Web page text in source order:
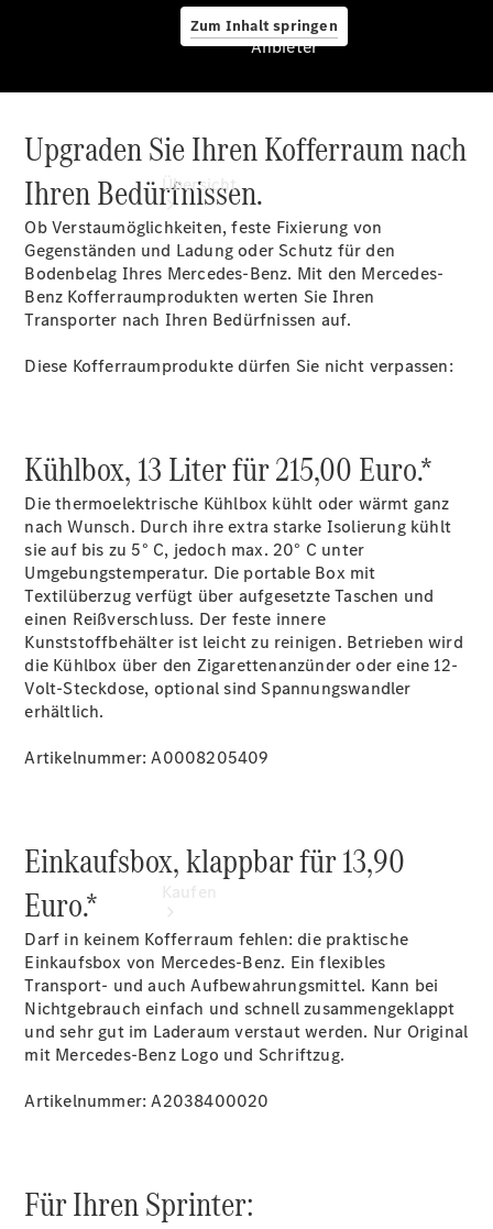
Zum Inhalt springen
Anbieter
Übersicht
Startseite
finden
Probefahrt
vereinbaren
Beratung
vereinbaren
Servicetermin
vereinbaren
Tel.: +49 (0)
40 767 000
767
Übersicht
Neuwagenangebote
Anbieter
Upgraden Sie Ihren Kofferraum nach
Ihren Bedürfnissen.
Ob Verstaumöglichkeiten, feste Fixierung von
Gegenständen und Ladung oder Schutz für den
Bodenbelag Ihres Mercedes-Benz. Mit den Mercedes-
Benz Kofferraumprodukten werten Sie Ihren
Transporter nach Ihren Bedürfnissen auf.
Diese Kofferraumprodukte dürfen Sie nicht verpassen:
Kühlbox, 13 Liter für 215,00 Euro.*
Die thermoelektrische Kühlbox kühlt oder wärmt ganz
nach Wunsch. Durch ihre extra starke Isolierung kühlt
sie auf bis zu 5° C, jedoch max. 20° C unter
Umgebungstemperatur. Die portable Box mit
Textilüberzug verfügt über aufgesetzte Taschen und
einen Reißverschluss. Der feste innere
Kunststoffbehälter ist leicht zu reinigen. Betrieben wird
die Kühlbox über den Zigarettenanzünder oder eine 12-
Volt-Steckdose, optional sind Spannungswandler
erhältlich.
Artikelnummer: A0008205409
Einkaufsbox, klappbar für 13,90
Euro.*
Darf in keinem Kofferraum fehlen: die praktische
Einkaufsbox von Mercedes-Benz. Ein flexibles
Transport- und auch Aufbewahrungsmittel. Kann bei
Nichtgebrauch einfach und schnell zusammengeklappt
und sehr gut im Laderaum verstaut werden. Nur Original
mit Mercedes-Benz Logo und Schriftzug.
Artikelnummer: A2038400020
Für Ihren Sprinter: